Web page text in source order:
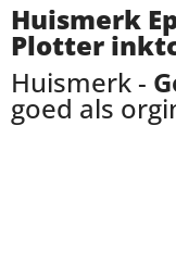
Huismerk
Plotter
Huismerk -
goed als